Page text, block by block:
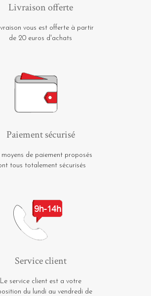
Livraison offerte
vous est offerte à partir
de 20 euros d'achats
Paiement sécurisé
moyens de paiement proposés
tous totalement sécurisés
Service client
Le service client est a votre
du lundi au vendredi de